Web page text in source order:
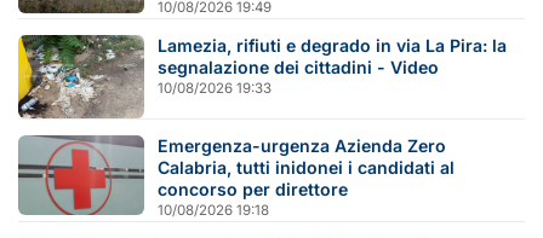
10/08/2026 19:49
Lamezia, rifiuti e degrado in via La Pira: la
segnalazione dei cittadini - Video
10/08/2026 19:33
Emergenza-urgenza Azienda Zero
Calabria, tutti inidonei i candidati al
concorso per direttore
10/08/2026 19:18